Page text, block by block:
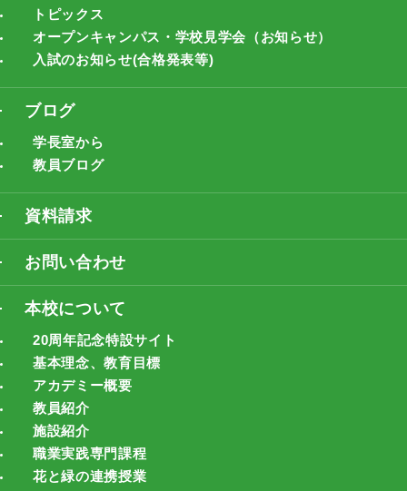
トピックス
オープンキャンパス・学校見学会（お知らせ）
入試のお知らせ(合格発表等)
ブログ
学長室から
教員ブログ
資料請求
お問い合わせ
本校について
20周年記念特設サイト
基本理念、教育目標
アカデミー概要
教員紹介
施設紹介
職業実践専門課程
花と緑の連携授業